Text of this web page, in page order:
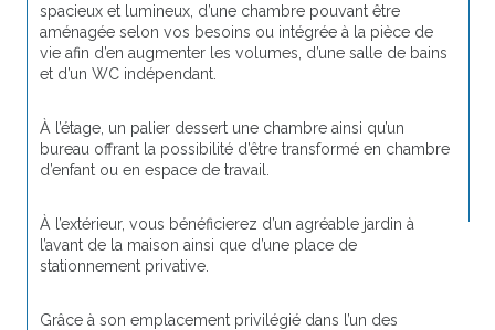
spacieux et lumineux, d’une chambre pouvant être
aménagée selon vos besoins ou intégrée à la pièce de
vie afin d’en augmenter les volumes, d’une salle de bains
et d’un WC indépendant.
À l’étage, un palier dessert une chambre ainsi qu’un
bureau offrant la possibilité d’être transformé en chambre
d’enfant ou en espace de travail.
À l’extérieur, vous bénéficierez d’un agréable jardin à
l’avant de la maison ainsi que d’une place de
stationnement privative.
Grâce à son emplacement privilégié dans l’un des